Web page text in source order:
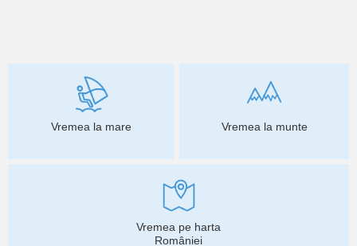
Vremea la mare Vremea la munte
Vremea pe harta
României